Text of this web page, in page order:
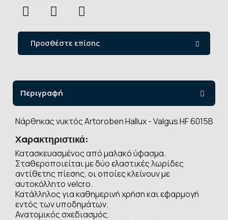
Προσθέστε επίσης
Περιγραφή
Νάρθηκας νυκτός Artoroben Hallux - Valgus HF 6015B
Χαρακτηριστικά:
Κατασκευασμένος από μαλακό ύφασμα.
Σταθεροποιείται με δύο ελαστικές λωρίδες
αντίθετης πίεσης, οι οποίες κλείνουν με
αυτοκόλλητο velcro.
Κατάλληλος για καθημερινή χρήση και εφαρμογή
εντός των υποδημάτων.
Ανατομικός σχεδιασμός.